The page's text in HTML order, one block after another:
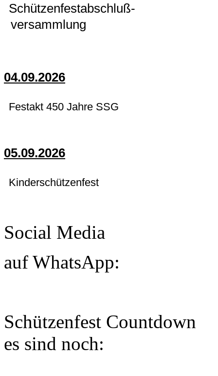
Schützenfestabschluß-
versammlung
04.09.2026
Festakt 450 Jahre SSG
05.09.2026
Kinderschützenfest
Social Media
auf WhatsApp:
Schützenfest Countdown
es sind noch: